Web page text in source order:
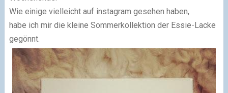
Wie einige vielleicht auf instagram gesehen haben,
habe ich mir die kleine Sommerkollektion der Essie-Lacke
gegönnt.